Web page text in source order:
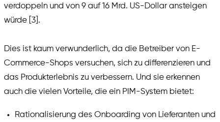
verdoppeln und von 9 auf 16 Mrd. US-Dollar ansteigen
würde [3].
Dies ist kaum verwunderlich, da die Betreiber von E-
Commerce-Shops versuchen, sich zu differenzieren und
das Produkterlebnis zu verbessern. Und sie erkennen
auch die vielen Vorteile, die ein PIM-System bietet:
Rationalisierung des Onboarding von Lieferanten und